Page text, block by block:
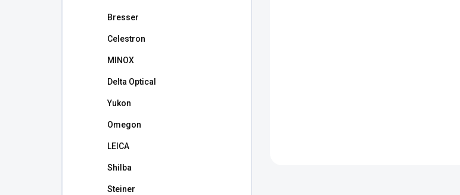
Bresser
Celestron
MINOX
Delta Optical
Yukon
Omegon
LEICA
Shilba
Steiner